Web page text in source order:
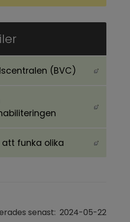
(BVC)
webbplats, öppnas i nytt
webbplats, öppnas i nytt
att funka olika
webbplats, öppnas i nytt
senast: 2024-05-22